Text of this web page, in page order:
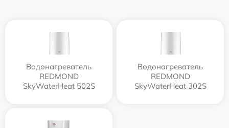
Водонагреватель
REDMOND
SkyWaterHeat 502S
Водонагреватель
REDMOND
SkyWaterHeat 302S